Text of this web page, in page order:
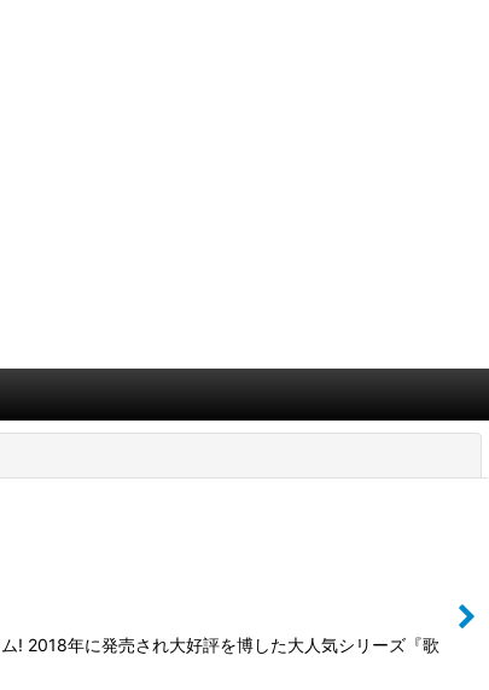
! 2018年に発売され大好評を博した大人気シリーズ『歌